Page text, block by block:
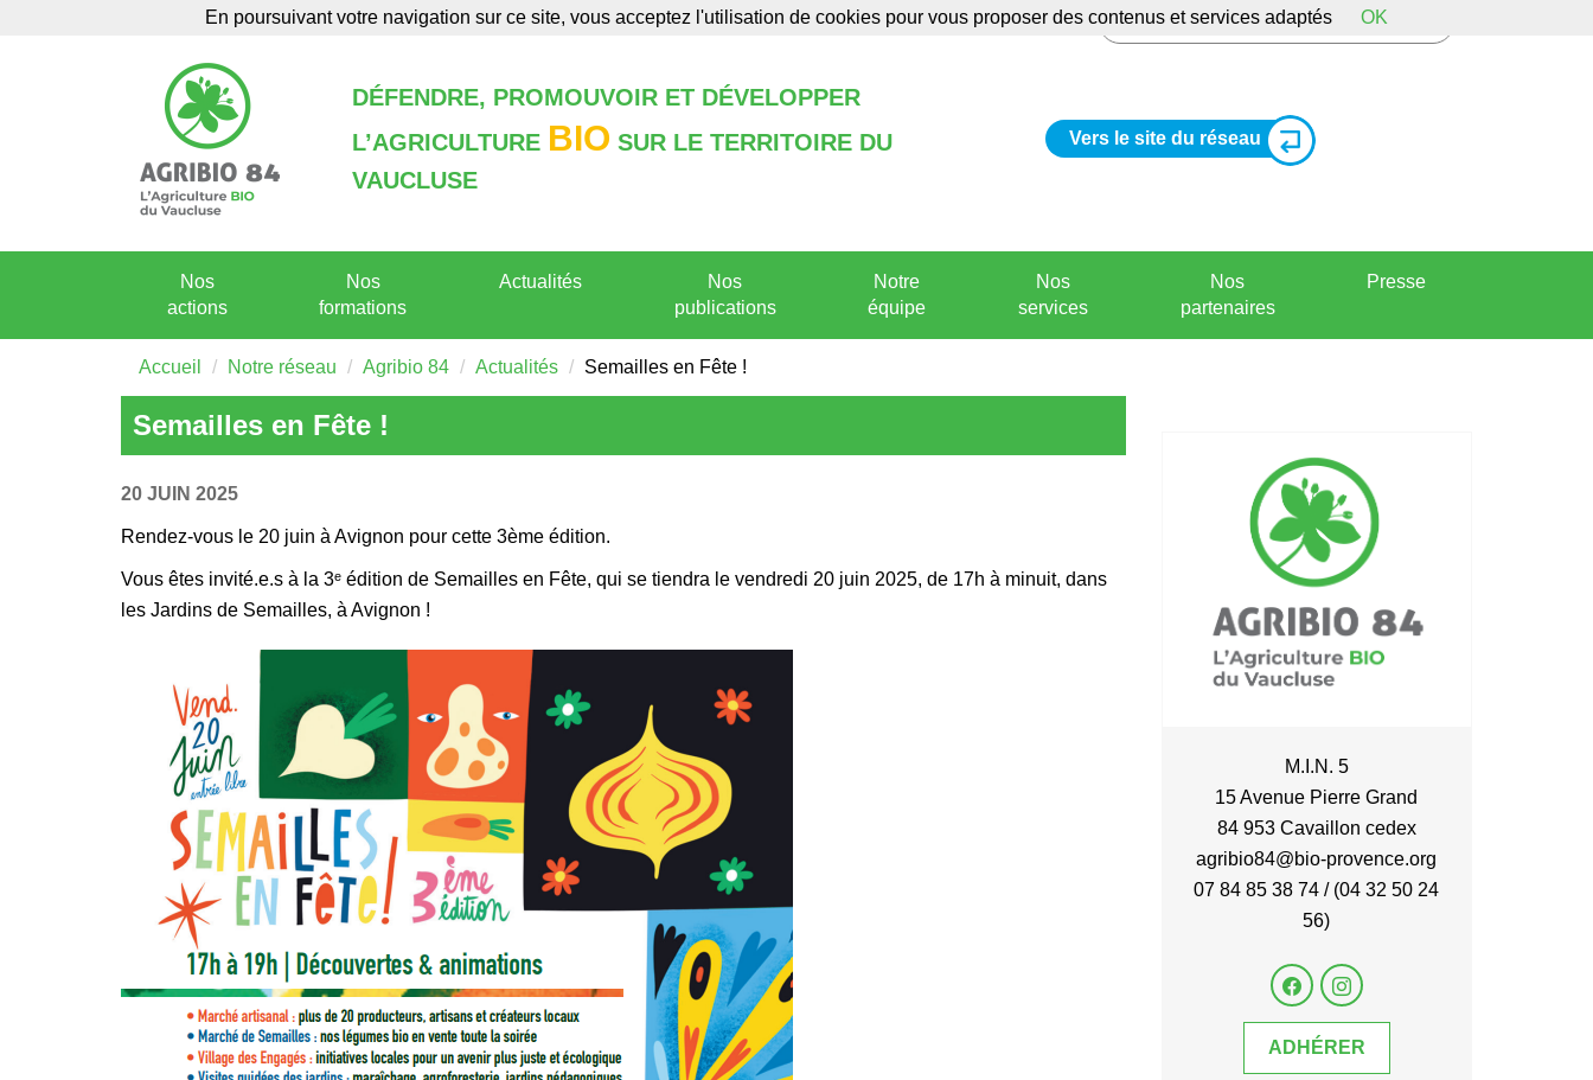
Agenda Annuaire Annonces Formations Publications
DÉFENDRE, PROMOUVOIR ET DÉVELOPPER
L’AGRICULTURE BIO SUR LE TERRITOIRE DU
VAUCLUSE
Vers le site du réseau
Nos
actions
Nos
formations
Actualités
Nos
publications
Notre
équipe
Nos
services
Nos
partenaires
Presse
Accueil Notre réseau Agribio 84 Actualités Semailles en Fête !
Semailles en Fête !
20 JUIN 2025
Rendez-vous le 20 juin à Avignon pour cette 3ème édition.
Vous êtes invité.e.s à la 3ᵉ édition de Semailles en Fête, qui se tiendra le vendredi 20 juin 2025, de 17h à minuit, dans
les Jardins de Semailles, à Avignon !
M.I.N. 5
15 Avenue Pierre Grand
84 953 Cavaillon cedex
agribio84@bio-provence.org
07 84 85 38 74 / (04 32 50 24
56)
ADHÉRER
En poursuivant votre navigation sur ce site, vous acceptez l'utilisation de cookies pour vous proposer des contenus et services adaptés OK